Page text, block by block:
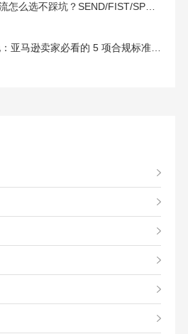
2026亚马逊FBA头程物流怎么选不踩坑？SEND/FIST/SPN官方认证物流商，只有这家敢承诺“准达率第一”
美国 301 关税 7 月落地：亚马逊卖家必看的 5 项合规标准与稳交付方案